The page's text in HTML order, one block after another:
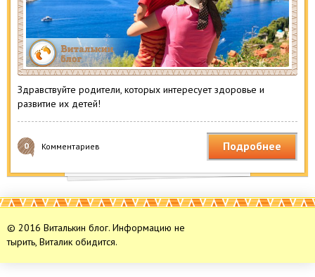
Здравствуйте родители, которых интересует здоровье и
развитие их детей!
0 Комментариев Подробнее
© 2016 Виталькин блог. Информацию не
тырить, Виталик обидится.